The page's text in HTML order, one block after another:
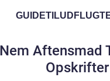
Nem Aftensmad